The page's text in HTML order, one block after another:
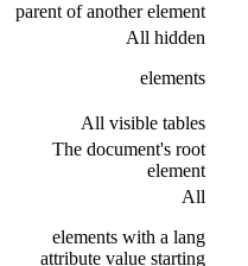
parent of another element
All hidden
elements
All visible tables
The document's root
element
All
elements with a lang
attribute value starting